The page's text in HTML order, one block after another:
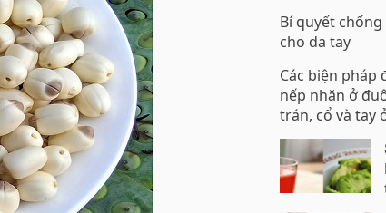
Bí quyết
cho da tay
Các biện pháp
nếp nhăn ở
trán, cổ và tay